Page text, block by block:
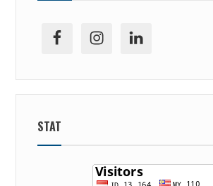
facebook
ig linkedin
STAT